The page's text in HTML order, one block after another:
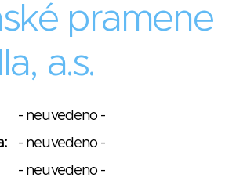
pramene
a.s.
- neuvedeno -
- neuvedeno -
- neuvedeno -